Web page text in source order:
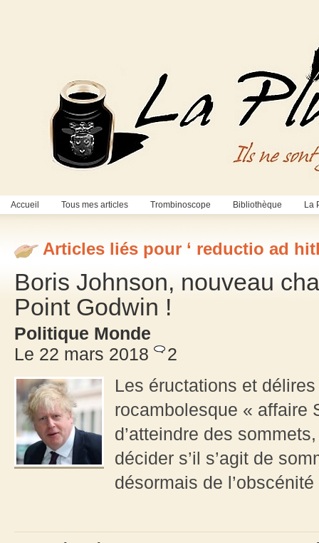
Accueil Tous mes articles Trombinoscope Bibliothèque La
Articles liés pour ‘ reductio ad
Boris Johnson, nouveau
Point Godwin !
Politique Monde
Le 22 mars 2018
2
Les éructations et
rocambolesque « affaire
d’atteindre des
décider s’il s’agit de
désormais de